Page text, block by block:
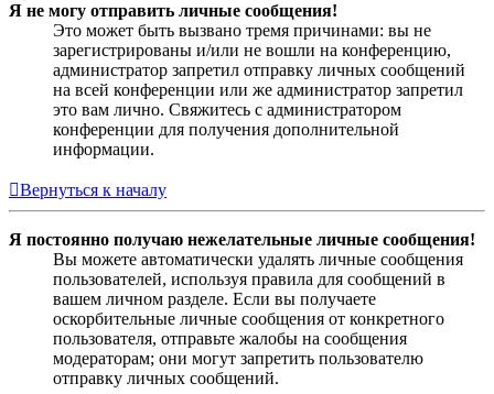
Я не могу отправить личные сообщения!
Это может быть вызвано тремя причинами: вы не
зарегистрированы и/или не вошли на конференцию,
администратор запретил отправку личных сообщений
на всей конференции или же администратор запретил
это вам лично. Свяжитесь с администратором
конференции для получения дополнительной
информации.
Вернуться к началу
Я постоянно получаю нежелательные личные сообщения!
Вы можете автоматически удалять личные сообщения
пользователей, используя правила для сообщений в
вашем личном разделе. Если вы получаете
оскорбительные личные сообщения от конкретного
пользователя, отправьте жалобы на сообщения
модераторам; они могут запретить пользователю
отправку личных сообщений.